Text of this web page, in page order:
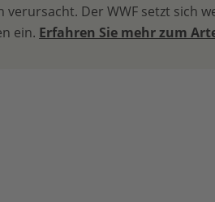
verursacht. Der WWF setzt sich
ein. Erfahren Sie mehr zum